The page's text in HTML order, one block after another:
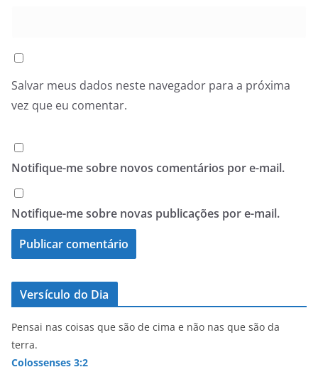
Salvar meus dados neste navegador para a próxima
vez que eu comentar.
Notifique-me sobre novos comentários por e-mail.
Notifique-me sobre novas publicações por e-mail.
Versículo do Dia
Pensai nas coisas que são de cima e não nas que são da
terra.
Colossenses 3:2